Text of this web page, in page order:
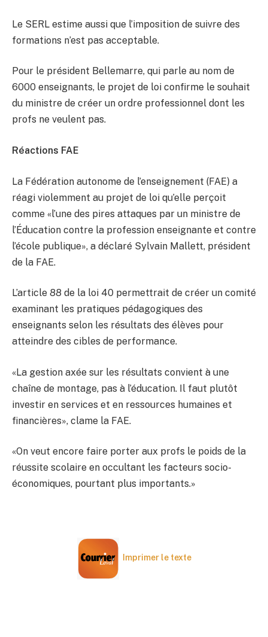
Le SERL estime aussi que l’imposition de suivre des
formations n’est pas acceptable.
Pour le président Bellemarre, qui parle au nom de
6000 enseignants, le projet de loi confirme le souhait
du ministre de créer un ordre professionnel dont les
profs ne veulent pas.
Réactions FAE
La Fédération autonome de l’enseignement (FAE) a
réagi violemment au projet de loi qu’elle perçoit
comme «l’une des pires attaques par un ministre de
l’Éducation contre la profession enseignante et contre
l’école publique», a déclaré Sylvain Mallett, président
de la FAE.
L’article 88 de la loi 40 permettrait de créer un comité
examinant les pratiques pédagogiques des
enseignants selon les résultats des élèves pour
atteindre des cibles de performance.
«La gestion axée sur les résultats convient à une
chaîne de montage, pas à l’éducation. Il faut plutôt
investir en services et en ressources humaines et
financières», clame la FAE.
«On veut encore faire porter aux profs le poids de la
réussite scolaire en occultant les facteurs socio-
économiques, pourtant plus importants.»
Imprimer le texte